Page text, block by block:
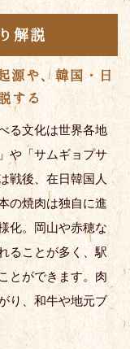
解説
源や、韓国・日
する
る文化は世界各地
や「サムギョプサ
戦後、在日韓国人
の焼肉は独自に進
化。岡山や赤穂な
ることが多く、駅
とができます。肉
り、和牛や地元ブ